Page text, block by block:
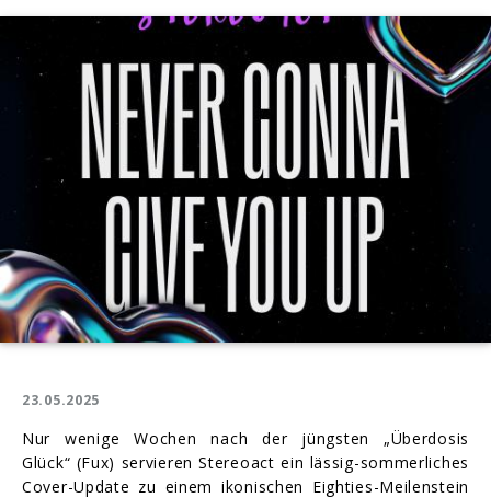
Engel,
Lahn
23.05.2025
Nur wenige Wochen nach der jüngsten „Überdosis
Glück“ (Fux) servieren Stereoact ein lässig-sommerliches
Cover-Update zu einem ikonischen Eighties-Meilenstein